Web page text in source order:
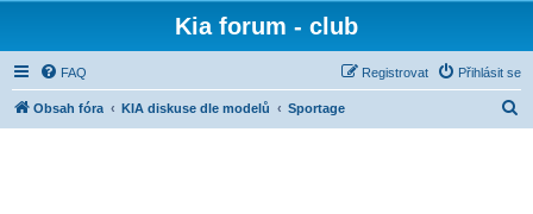
Kia forum - club
FAQ Přihlásit se
Registrovat
Obsah fóra KIA diskuse dle modelů Sportage